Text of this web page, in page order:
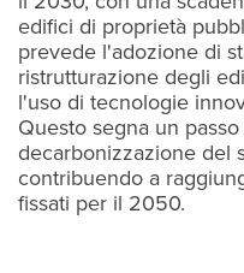
edifici di proprietà
prevede l'adozione di
ristrutturazione degli
l'uso di tecnologie
Questo segna un
decarbonizzazione del
contribuendo a
fissati per il 2050.